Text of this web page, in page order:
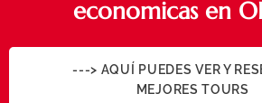
economicas en
---> AQUÍ PUEDES VER Y
MEJORES TOURS 👍